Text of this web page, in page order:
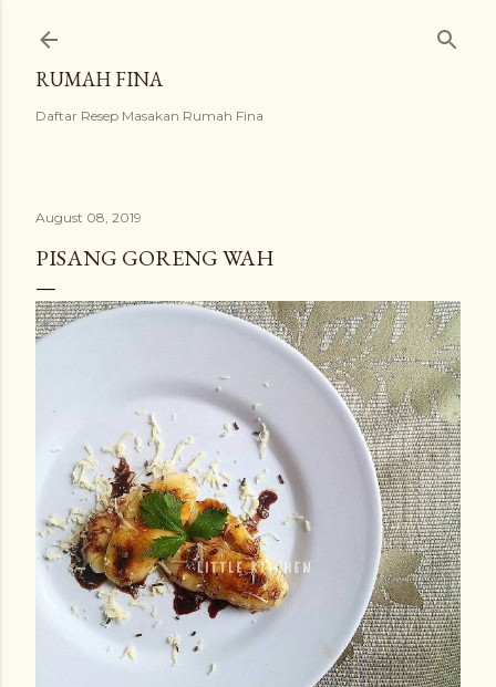
RUMAH FINA
Daftar Resep Masakan Rumah Fina
August 08, 2019
PISANG GORENG WAH